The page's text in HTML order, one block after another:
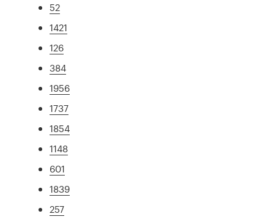
52
1421
126
384
1956
1737
1854
1148
601
1839
257